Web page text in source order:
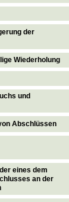
der
Wiederholung
und
Abschlüssen
eines dem
an der